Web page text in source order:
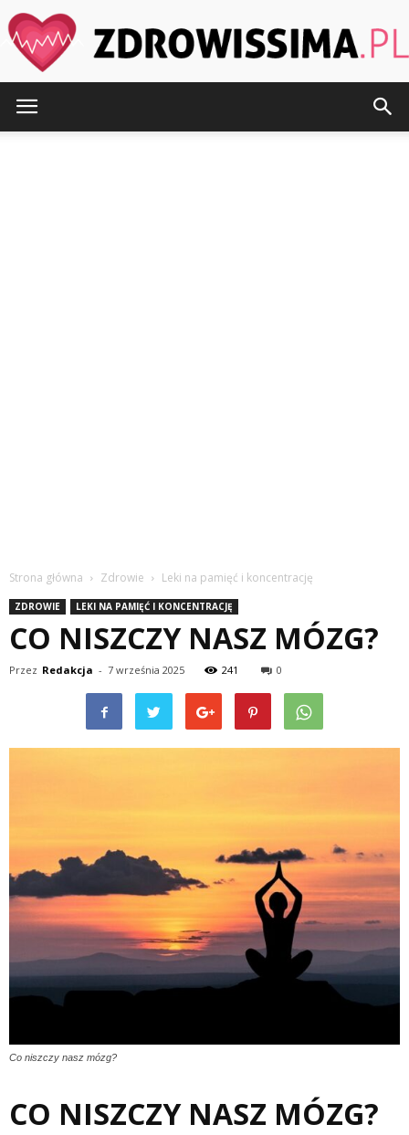
Strona główna Zdrowie Leki na pamięć i koncentrację
ZDROWIE LEKI NA PAMIĘĆ I KONCENTRACJĘ
CO NISZCZY NASZ MÓZG?
Przez Redakcja - 7 września 2025 241 0
Co niszczy nasz mózg?
CO NISZCZY NASZ MÓZG?